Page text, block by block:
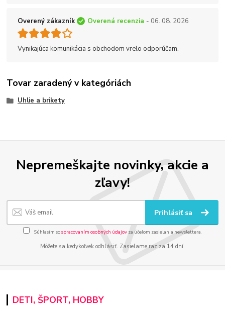
Overený zákazník Overená recenzia - 06. 08. 2026
Vynikajúca komunikácia s obchodom vrelo odporúčam.
Tovar zaradený v kategóriách
Uhlie a brikety
Nepremeškajte novinky, akcie a
zľavy!
Prihlásiť sa
Súhlasím sospracovaním osobných údajov za účelom zasielania newslettera.
Môžete sa kedykoľvek odhlásiť. Zasielame raz za 14 dní.
DETI, ŠPORT, HOBBY